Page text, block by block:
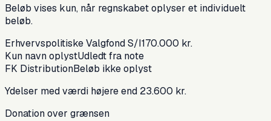
Beløb vises kun, når regnskabet oplyser et individuelt
beløb.
Erhvervspolitiske Valgfond S/I170.000 kr.
Kun navn oplystUdledt fra note
FK DistributionBeløb ikke oplyst
Ydelser med værdi højere end 23.600 kr.
Donation over grænsen